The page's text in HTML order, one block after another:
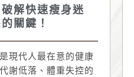
解快速瘦身迷
關鍵！
現代人最在意的健康
謝低落、體重失控的